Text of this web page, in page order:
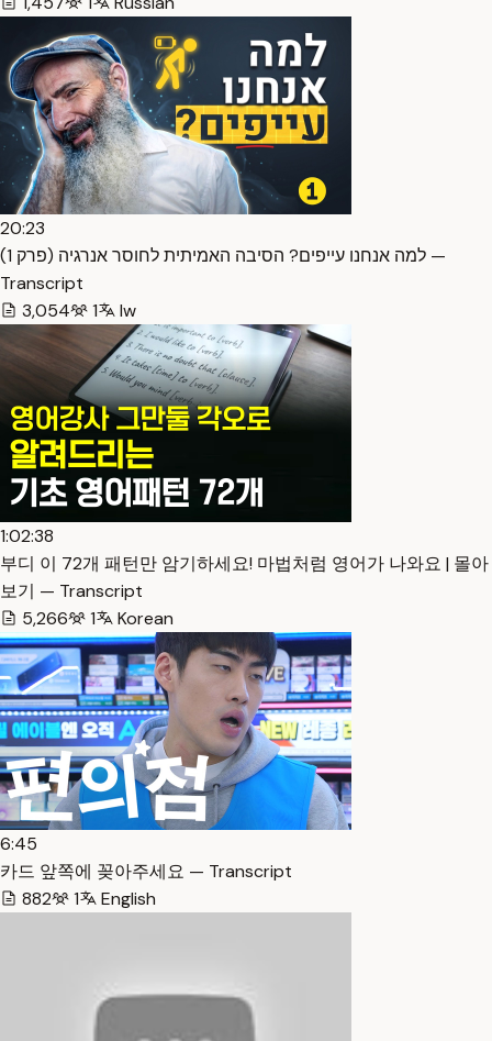
20:23
למה אנחנו עייפים? הסיבה האמיתית לחוסר אנרגיה (פרק 1) —
Transcript
3,054
1 Iw
1:02:38
부디 이 72개 패턴만 암기하세요! 마법처럼 영어가 나와요 | 몰아
보기 — Transcript
5,266
1 Korean
6:45
카드 앞쪽에 꽂아주세요 — Transcript
882
1 English